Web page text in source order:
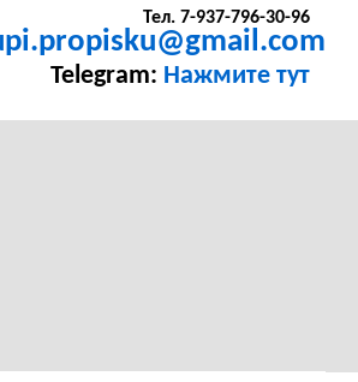
Тел. 7-937-796-30-96
Telegram: Нажмите тут